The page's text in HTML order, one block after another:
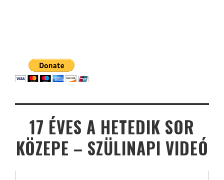
17 ÉVES A HETEDIK SOR
KÖZEPE – SZÜLINAPI VIDEÓ